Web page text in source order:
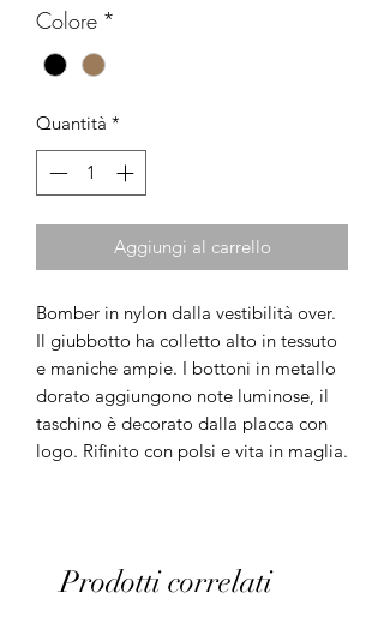
Colore *
Quantità *
Aggiungi al carrello
Bomber in nylon dalla vestibilità over.
Il giubbotto ha colletto alto in tessuto
e maniche ampie. I bottoni in metallo
dorato aggiungono note luminose, il
taschino è decorato dalla placca con
logo. Rifinito con polsi e vita in maglia.
Prodotti correlati